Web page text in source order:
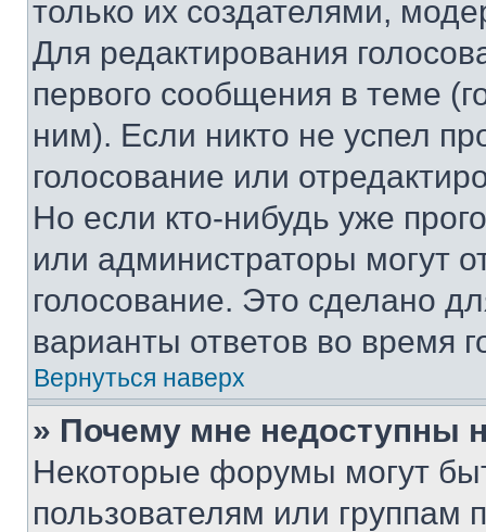
только их создателями,
Для редактирования
первого сообщения в теме
ним). Если никто не успел
голосование или
Но если кто-нибудь уже
или администраторы могут
голосование. Это сделано
варианты ответов во время
Вернуться наверх
» Почему мне недоступны
Некоторые форумы могут
пользователям или группам